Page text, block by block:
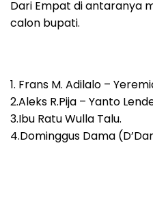
Dari Empat di antaranya
calon bupati.
1. Frans M. Adilalo –
2.Aleks R.Pija – Yanto
3.Ibu Ratu Wulla Talu.
4.Dominggus Dama